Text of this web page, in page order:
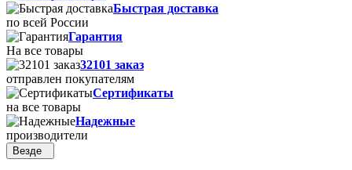
Быстрая доставка
по всей России
Гарантия
На все товары
32101 заказ
отправлен покупателям
Сертификаты
на все товары
Надежные
производители
Везде